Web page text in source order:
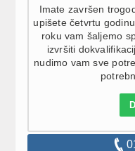
Imate završen
upišete četvrtu
roku vam šaljemo
izvršiti
nudimo vam sve